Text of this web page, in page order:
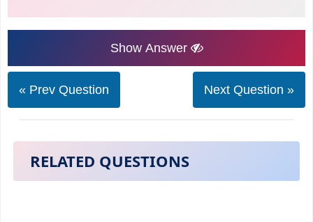
Show Answer
« Prev Question Next Question »
RELATED QUESTIONS